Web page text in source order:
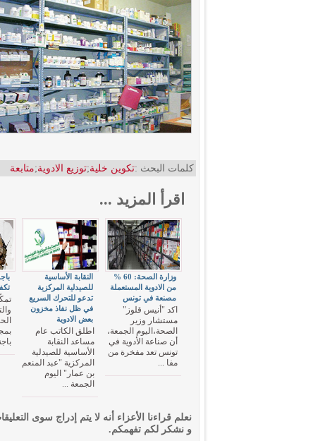
كلمات البحث :تكوين خلية;توزيع الادوية;متابعة
اقرأ المزيد ...
النقابة الأساسية
للصيدلية المركزية
تدعو للتحرك السريع
في ظل نفاذ مخزون
بعض الادوية
اطلق الكاتب عام
مساعد النقابة
الأساسية للصيدلية
المركزية "عبد المنعم
بن عمار" اليوم
الجمعة ...
وزارة الصحة: 60 %
من الادوية المستعملة
مصنعة في تونس
اكد "أنيس قلوز"
مستشار وزير
الصحة،اليوم الجمعة،
أن صناعة الأدوية في
تونس تعد مفخرة من
مفا ...
نعلم قراءنا الأعزاء أنه لا يتم إدراج سوى
و نشكر لكم تفهمكم.